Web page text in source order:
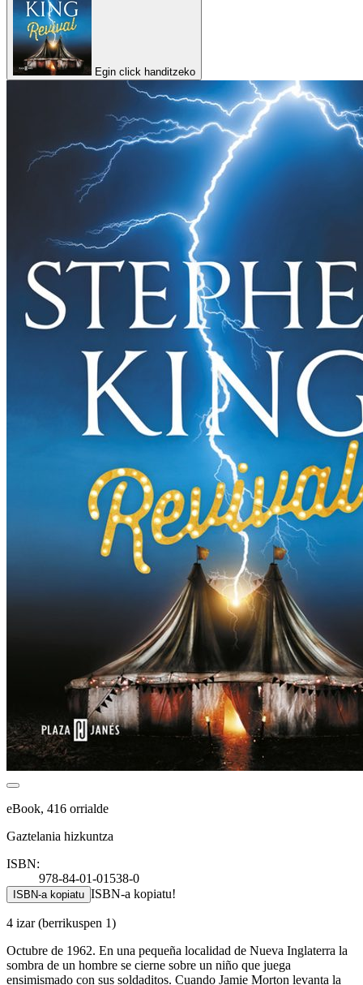
Egin click handitzeko
eBook, 416 orrialde
Gaztelania hizkuntza
ISBN:
978-84-01-01538-0
ISBN-a kopiatu ISBN-a kopiatu!
4 izar(berrikuspen 1)
Octubre de 1962. En una pequeña localidad de Nueva Inglaterra la
sombra de un hombre se cierne sobre un niño que juega
ensimismado con sus soldaditos. Cuando Jamie Morton levanta la